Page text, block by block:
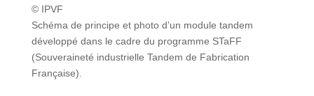
© IPVF
Schéma de principe et photo d’un module tandem
développé dans le cadre du programme STaFF
(Souveraineté industrielle Tandem de Fabrication
Française).